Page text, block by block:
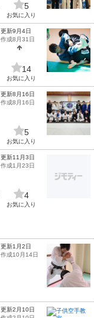
5
お気に入り
更新9月4日
作成8月31日
14
お気に入り
更新8月16日
作成8月16日
5
お気に入り
更新11月3日
作成1月23日
4
お気に入り
更新1月2日
作成10月14日
更新2月10日